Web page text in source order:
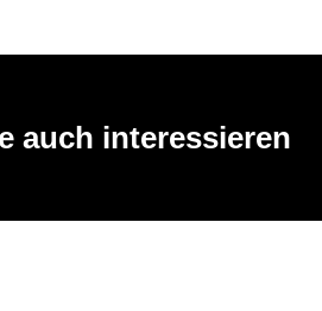
auch interessieren